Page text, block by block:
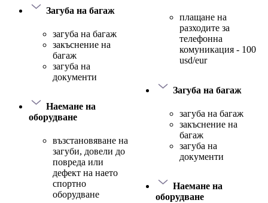
Загуба на багаж
загуба на багаж
закъснение на
багаж
загуба на
документи
Наемане на
оборудване
възстановяване на
загуби, довели до
повреда или
дефект на наето
спортно
оборудване
плащане на
разходите за
телефонна
комуникация - 100
usd/eur
Загуба на багаж
загуба на багаж
закъснение на
багаж
загуба на
документи
Наемане на
оборудване